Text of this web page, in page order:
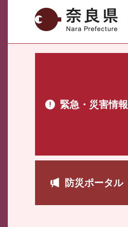
奈良県
緊急・災害情報
防災ポータル